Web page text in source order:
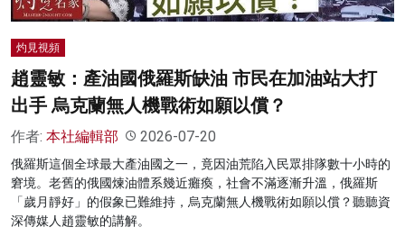
灼見視頻
趙靈敏：產油國俄羅斯缺油 市民在加油站大打
出手 烏克蘭無人機戰術如願以償？
作者: 本社編輯部 2026-07-20
俄羅斯這個全球最大產油國之一，竟因油荒陷入民眾排隊數十小時的
窘境。老舊的俄國煉油體系幾近癱瘓，社會不滿逐漸升溫，俄羅斯
「歲月靜好」的假象已難維持，烏克蘭無人機戰術如願以償？聽聽資
深傳媒人趙靈敏的講解。